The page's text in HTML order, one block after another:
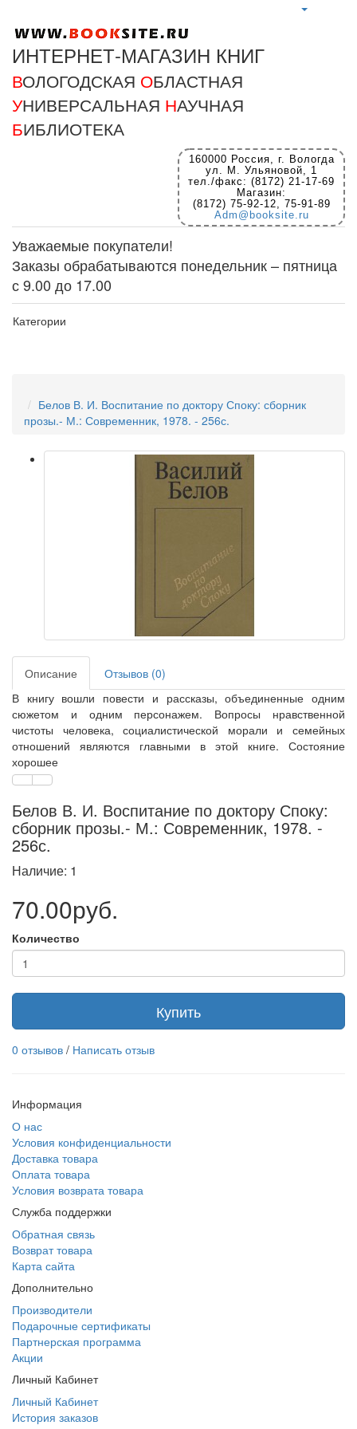
ИНТЕРНЕТ-МАГАЗИН КНИГ
ВОЛОГОДСКАЯ ОБЛАСТНАЯ
УНИВЕРСАЛЬНАЯ НАУЧНАЯ
БИБЛИОТЕКА
160000 Россия, г. Вологда
ул. М. Ульяновой, 1
тел./факс: (8172) 21-17-69
Магазин:
(8172) 75-92-12, 75-91-89
Adm@booksite.ru
Уважаемые покупатели!
Заказы обрабатываются понедельник – пятница
с 9.00 до 17.00
Категории
Белов В. И. Воспитание по доктору Споку: сборник
прозы.- М.: Современник, 1978. - 256с.
Описание
Отзывов (0)
В книгу вошли повести и рассказы, объединенные одним
сюжетом и одним персонажем. Вопросы нравственной
чистоты человека, социалистической морали и семейных
отношений являются главными в этой книге. Состояние
хорошее
Белов В. И. Воспитание по доктору Споку:
сборник прозы.- М.: Современник, 1978. -
256с.
Наличие: 1
70.00руб.
Количество
Купить
0 отзывов / Написать отзыв
Информация
О нас
Условия конфиденциальности
Доставка товара
Оплата товара
Условия возврата товара
Служба поддержки
Обратная связь
Возврат товара
Карта сайта
Дополнительно
Производители
Подарочные сертификаты
Партнерская программа
Акции
Личный Кабинет
Личный Кабинет
История заказов